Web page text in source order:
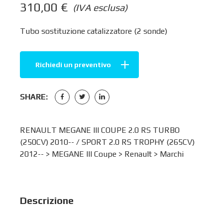
(IVA esclusa)
310,00 €
Tubo sostituzione catalizzatore (2 sonde)
Richiedi un preventivo
SHARE:
RENAULT MEGANE III COUPE 2.0 RS TURBO
(250CV) 2010-- / SPORT 2.0 RS TROPHY (265CV)
2012-- > MEGANE III Coupe > Renault > Marchi
Descrizione